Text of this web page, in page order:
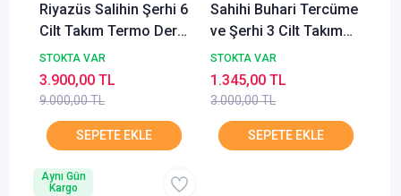
Riyazüs Salihin Şerhi 6
Cilt Takım Termo Deri
Beka
STOKTA VAR
9.000,00 TL
3.900,00 TL
Sahihi Buhari Tercüme
ve Şerhi 3 Cilt Takım
Ravza Yayınları
STOKTA VAR
3.000,00 TL
1.345,00 TL
Aynı Gün
Kargo